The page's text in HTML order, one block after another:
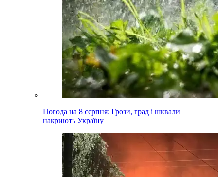
Погода на 8 серпня: Грози, град і шквали
накриють Україну